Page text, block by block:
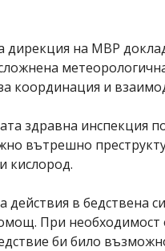
дирекция на МВР
координация и
здравна инспекция
вътрешно
кислород.
действия в бедствена
При
би било